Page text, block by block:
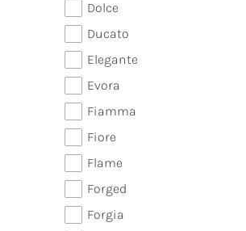
Dolce
Ducato
Elegante
Evora
Fiamma
Fiore
Flame
Forged
Forgia